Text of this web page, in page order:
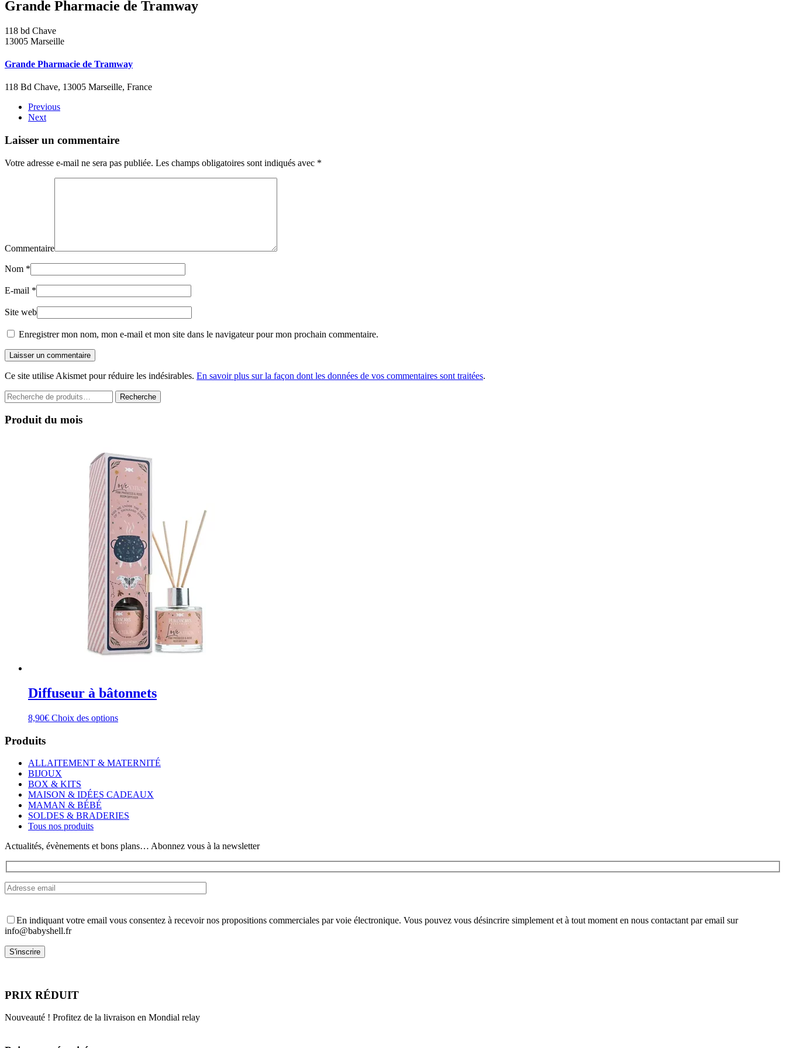
Grande Pharmacie de Tramway
118 bd Chave
13005 Marseille
Grande Pharmacie de Tramway
118 Bd Chave, 13005 Marseille, France
Previous
Next
Laisser un commentaire
Votre adresse e-mail ne sera pas publiée. Les champs obligatoires sont indiqués avec *
Commentaire
Nom *
E-mail *
Site web
Enregistrer mon nom, mon e-mail et mon site dans le navigateur pour mon prochain commentaire.
Laisser un commentaire
Ce site utilise Akismet pour réduire les indésirables. En savoir plus sur la façon dont les données de vos commentaires sont traitées.
Recherche
pour :
Recherche
Produit du mois
Diffuseur à bâtonnets
8,90€ Choix des optionsCe
variations.
Les
peuvent
être
choisies
sur
page
du
produit
Produits
ALLAITEMENT & MATERNITÉ
BIJOUX
BOX & KITS
MAISON & IDÉES CADEAUX
MAMAN & BÉBÉ
SOLDES & BRADERIES
Tous nos produits
Actualités, évènements et bons plans… Abonnez vous à la newsletter
En indiquant votre email vous consentez à recevoir nos propositions commerciales par voie électronique. Vous pouvez vous désincrire simplement et à tout moment en nous contactant par email sur
info@babyshell.fr
PRIX RÉDUIT
Nouveauté ! Profitez de la livraison en Mondial relay